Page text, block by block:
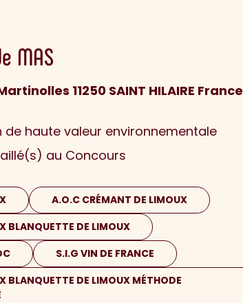
MAS
11250 SAINT HILAIRE France
de haute valeur environnementale
au Concours
A.O.C CRÉMANT DE LIMOUX
BLANQUETTE DE LIMOUX
S.I.G VIN DE FRANCE
BLANQUETTE DE LIMOUX MÉTHODE